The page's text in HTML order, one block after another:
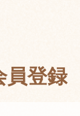
員登録